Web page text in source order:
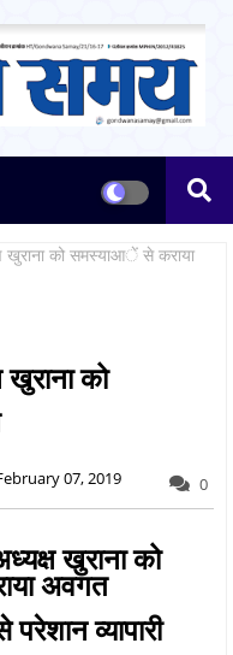
खुराना को समस्याआें से कराया
खुराना को
07, 2019 0
खुराना को
अवगत
व्यापारी